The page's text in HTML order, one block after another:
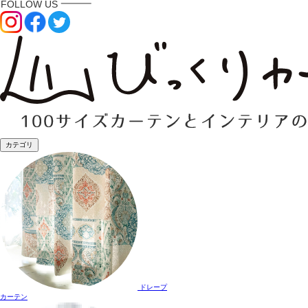
カテゴリ
ドレープ
カーテン